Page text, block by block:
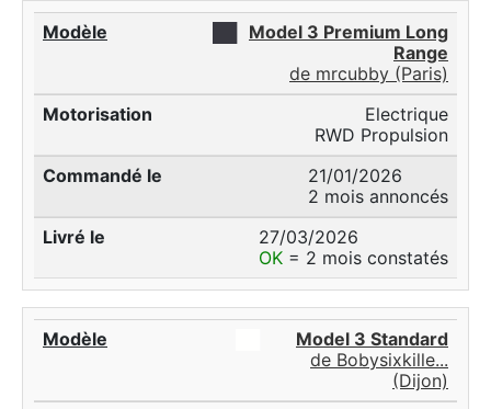
Model 3 Premium Long
Range
de mrcubby (Paris)
Electrique
RWD Propulsion
21/01/2026
2 mois annoncés
27/03/2026
OK = 2 mois constatés
Model 3 Standard
de Bobysixkille...
(Dijon)